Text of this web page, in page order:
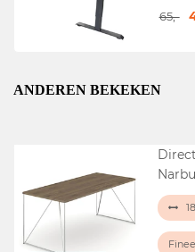
65,-
ANDEREN BEKEKEN